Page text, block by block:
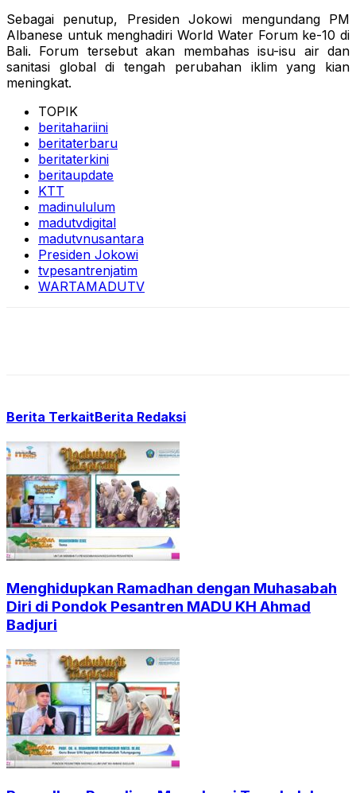
Sebagai penutup, Presiden Jokowi mengundang PM
Albanese untuk menghadiri World Water Forum ke-10 di
Bali. Forum tersebut akan membahas isu-isu air dan
sanitasi global di tengah perubahan iklim yang kian
meningkat.
TOPIK
beritahariini
beritaterbaru
beritaterkini
beritaupdate
KTT
madinululum
madutvdigital
madutvnusantara
Presiden Jokowi
tvpesantrenjatim
WARTAMADUTV
Berita TerkaitBerita Redaksi
Menghidupkan Ramadhan dengan Muhasabah
Diri di Pondok Pesantren MADU KH Ahmad
Badjuri